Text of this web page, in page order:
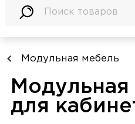
Модульная мебель
для